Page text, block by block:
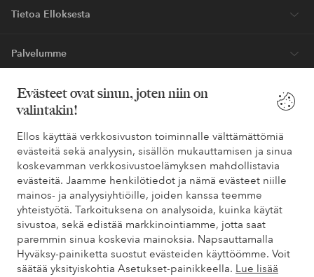
Evästeet ovat sinun, joten niin on
valintakin!
Ellos käyttää verkkosivuston toiminnalle välttämättömiä
evästeitä sekä analyysin, sisällön mukauttamisen ja sinua
koskevamman verkkosivustoelämyksen mahdollistavia
evästeitä. Jaamme henkilötiedot ja nämä evästeet niille
mainos- ja analyysiyhtiöille, joiden kanssa teemme
yhteistyötä. Tarkoituksena on analysoida, kuinka käytät
sivustoa, sekä edistää markkinointiamme, jotta saat
paremmin sinua koskevia mainoksia. Napsauttamalla
Hyväksy-painiketta suostut evästeiden käyttöömme. Voit
säätää yksityiskohtia Asetukset-painikkeella. Lue lisää
Tietoa Elloksesta
Palvelumme
Ehdot
Ystävät
Turvalliset maksut – maksa nyt tai erissä
Haluatko tietää lisää maksuvaihtoehdoistamme?
elpy elpy